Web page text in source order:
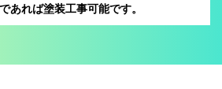
あれば塗装工事可能です。